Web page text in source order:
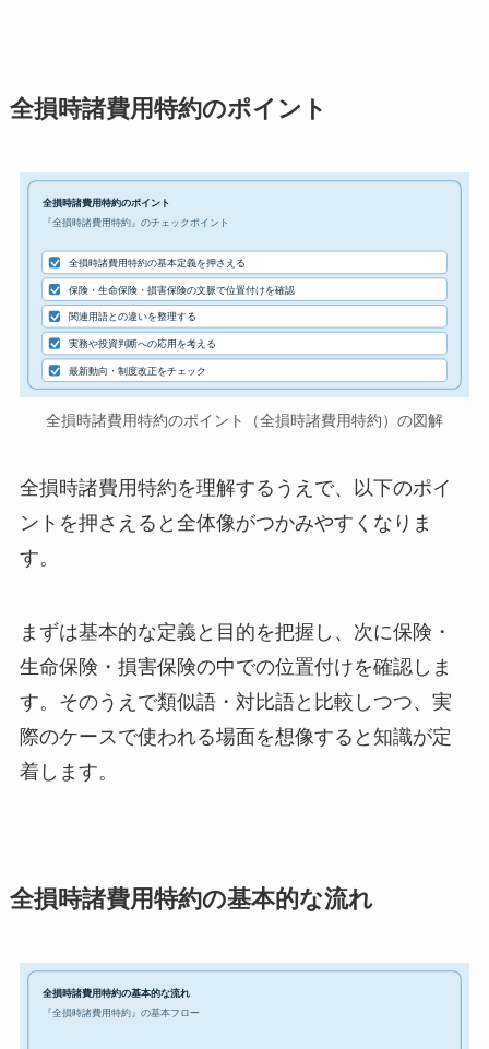
全損時諸費用特約のポイント
全損時諸費用特約のポイント
『全損時諸費用特約』のチェックポイント
全損時諸費用特約の基本定義を押さえる
保険・生命保険・損害保険の文脈で位置付けを確認
関連用語との違いを整理する
実務や投資判断への応用を考える
最新動向・制度改正をチェック
全損時諸費用特約のポイント（全損時諸費用特約）の図解
全損時諸費用特約を理解するうえで、以下のポイ
ントを押さえると全体像がつかみやすくなりま
す。
まずは基本的な定義と目的を把握し、次に保険・
生命保険・損害保険の中での位置付けを確認しま
す。そのうえで類似語・対比語と比較しつつ、実
際のケースで使われる場面を想像すると知識が定
着します。
全損時諸費用特約の基本的な流れ
全損時諸費用特約の基本的な流れ
『全損時諸費用特約』の基本フロー